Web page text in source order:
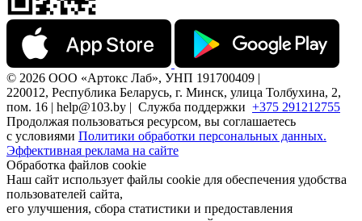
© 2026 ООО «Артокс Лаб», УНП 191700409 |
220012, Республика Беларусь, г. Минск, улица Толбухина, 2,
пом. 16 | help@103.by | Служба поддержки +375 291212755
Продолжая пользоваться ресурсом, вы соглашаетесь
с условиями Политики обработки персональных данных.
Эффективная реклама на сайте
Обработка файлов cookie
Наш сайт использует файлы cookie для обеспечения удобства
пользователей сайта,
его улучшения, сбора статистики и предоставления